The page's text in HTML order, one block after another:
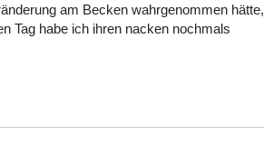
am Becken wahrgenommen hätte,
Tag habe ich ihren nacken nochmals